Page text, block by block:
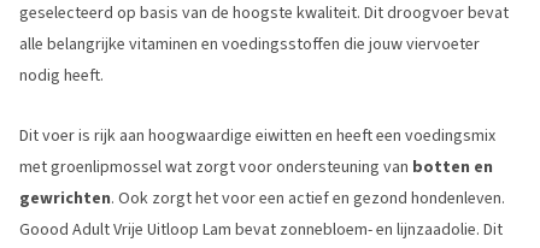
geselecteerd op basis van de hoogste kwaliteit. Dit droogvoer bevat
alle belangrijke vitaminen en voedingsstoffen die jouw viervoeter
nodig heeft.
Dit voer is rijk aan hoogwaardige eiwitten en heeft een voedingsmix
met groenlipmossel wat zorgt voor ondersteuning van botten en
gewrichten. Ook zorgt het voor een actief en gezond hondenleven.
Goood Adult Vrije Uitloop Lam bevat zonnebloem- en lijnzaadolie. Dit